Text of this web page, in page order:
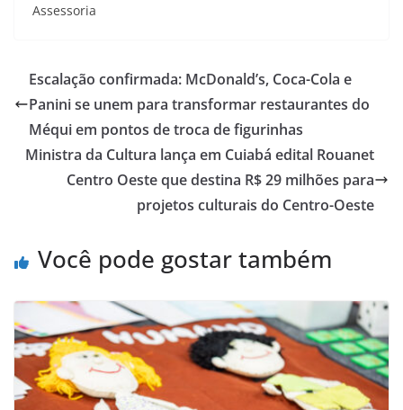
Assessoria
Escalação confirmada: McDonald’s, Coca-Cola e
Panini se unem para transformar restaurantes do
Méqui em pontos de troca de figurinhas
Ministra da Cultura lança em Cuiabá edital Rouanet
Centro Oeste que destina R$ 29 milhões para
projetos culturais do Centro-Oeste
Você pode gostar também